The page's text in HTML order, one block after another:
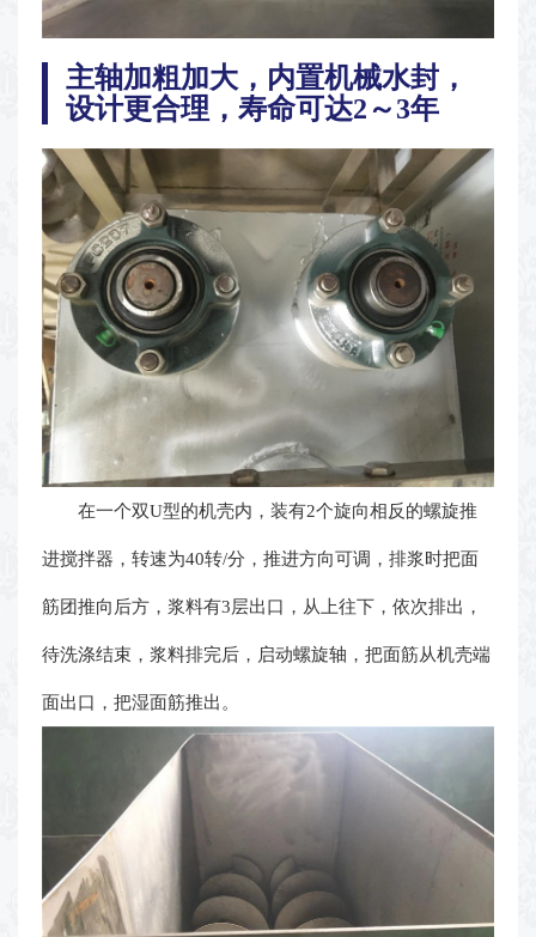
主轴加粗加大，内置机械水封，
设计更合理，寿命可达2～3年
在一个双U型的机壳内，装有2个旋向相反的螺旋推
进搅拌器，转速为40转/分，推进方向可调，排浆时把面
筋团推向后方，浆料有3层出口，从上往下，依次排出，
待洗涤结束，浆料排完后，启动螺旋轴，把面筋从机壳端
面出口，把湿面筋推出。